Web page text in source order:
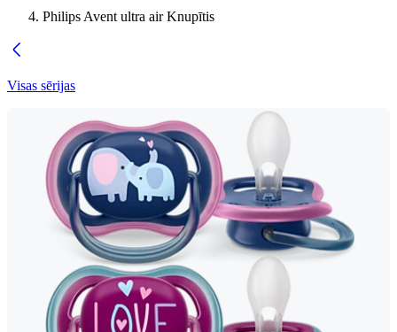
Philips Avent ultra air Knupītis
Visas sērijas